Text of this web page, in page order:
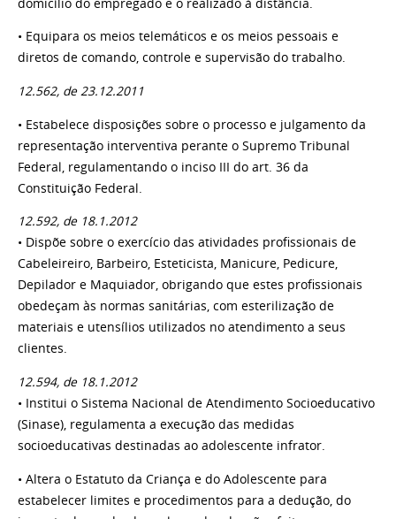
• Equipara os meios telemáticos e os meios pessoais e
diretos de comando, controle e supervisão do trabalho.
12.562, de 23.12.2011
• Estabelece disposições sobre o processo e julgamento da
representação interventiva perante o Supremo Tribunal
Federal, regulamentando o inciso III do art. 36 da
Constituição Federal.
12.592, de 18.1.2012
• Dispõe sobre o exercício das atividades profissionais de
Cabeleireiro, Barbeiro, Esteticista, Manicure, Pedicure,
Depilador e Maquiador, obrigando que estes profissionais
obedeçam às normas sanitárias, com esterilização de
materiais e utensílios utilizados no atendimento a seus
clientes.
12.594, de 18.1.2012
• Institui o Sistema Nacional de Atendimento Socioeducativo
(Sinase), regulamenta a execução das medidas
socioeducativas destinadas ao adolescente infrator.
• Altera o Estatuto da Criança e do Adolescente para
estabelecer limites e procedimentos para a dedução, do